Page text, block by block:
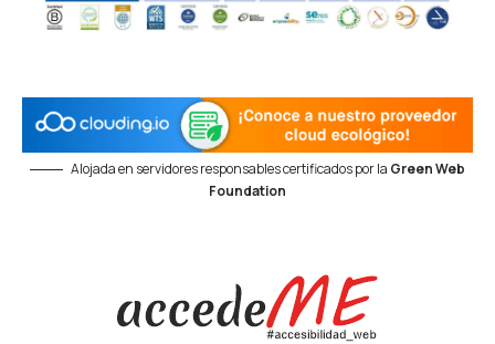
Alojada en servidores responsables certificados por la Green Web
Foundation